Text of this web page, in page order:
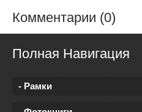
Комментарии (0)
Полная Навигация
- Рамки